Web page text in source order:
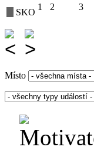
SKO
1 2 3
Místo